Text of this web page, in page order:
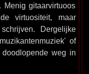
gitaarvirtuoos
virtuositeit, maar
Dergelijke
of
doodlopende weg in